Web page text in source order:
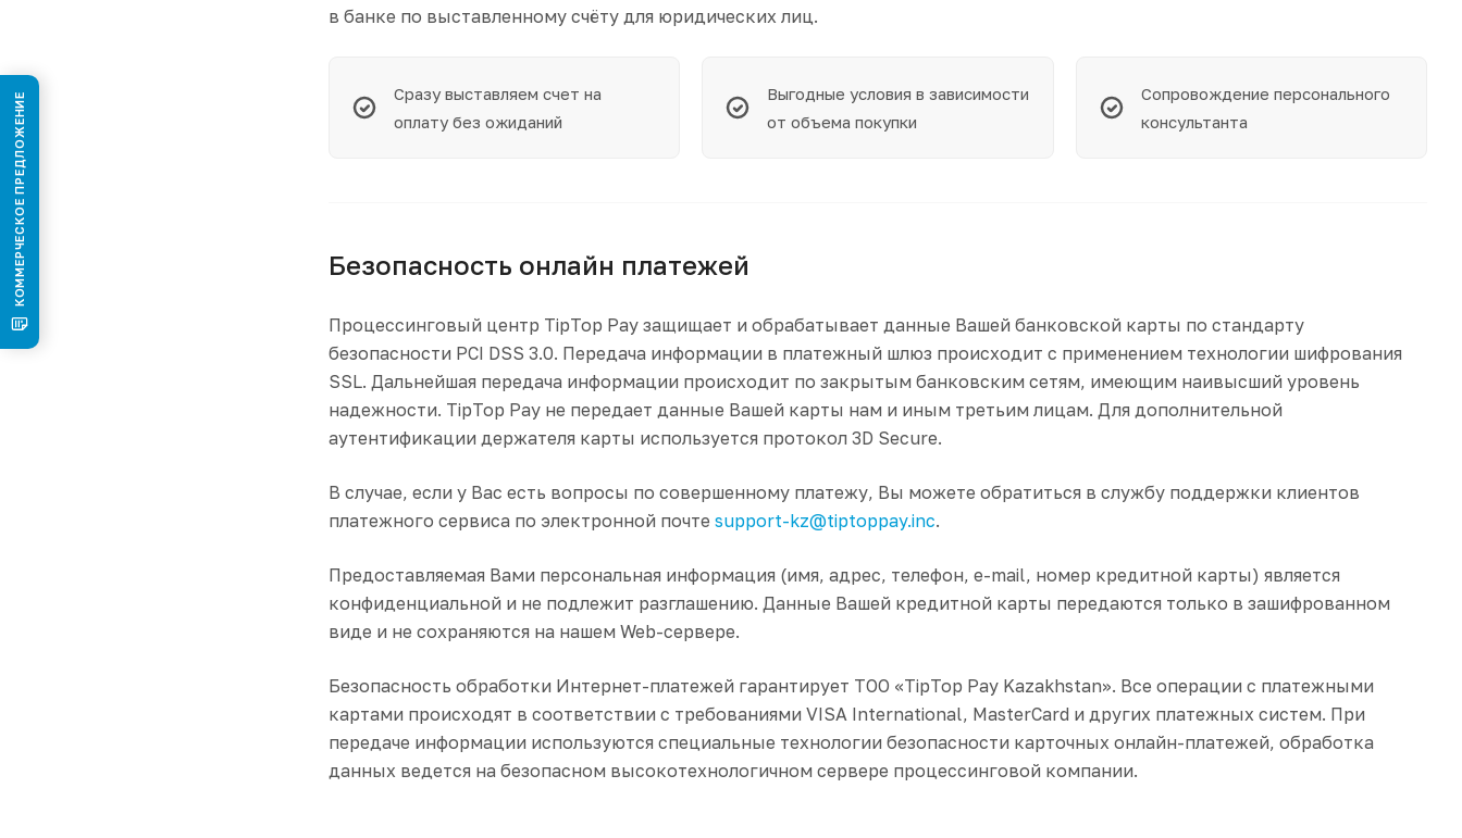
в банке по выставленному счёту для юридических лиц.
Сразу выставляем счет на
оплату без ожиданий
Выгодные условия в зависимости
от объема покупки
Сопровождение персонального
консультанта
Безопасность онлайн платежей
Процессинговый центр TipTop Pay защищает и обрабатывает данные Вашей банковской карты по стандарту
безопасности PCI DSS 3.0. Передача информации в платежный шлюз происходит с применением технологии шифрования
SSL. Дальнейшая передача информации происходит по закрытым банковским сетям, имеющим наивысший уровень
надежности. TipTop Pay не передает данные Вашей карты нам и иным третьим лицам. Для дополнительной
аутентификации держателя карты используется протокол 3D Secure.
В случае, если у Вас есть вопросы по совершенному платежу, Вы можете обратиться в службу поддержки клиентов
платежного сервиса по электронной почте support-kz@tiptoppay.inc.
Предоставляемая Вами персональная информация (имя, адрес, телефон, e-mail, номер кредитной карты) является
конфиденциальной и не подлежит разглашению. Данные Вашей кредитной карты передаются только в зашифрованном
виде и не сохраняются на нашем Web-сервере.
Безопасность обработки Интернет-платежей гарантирует ТОО «TipTop Pay Kazakhstan». Все операции с платежными
картами происходят в соответствии с требованиями VISA International, MasterCard и других платежных систем. При
передаче информации используются специальные технологии безопасности карточных онлайн-платежей, обработка
данных ведется на безопасном высокотехнологичном сервере процессинговой компании.
КОММЕРЧЕСКОЕ ПРЕДЛОЖЕНИЕ